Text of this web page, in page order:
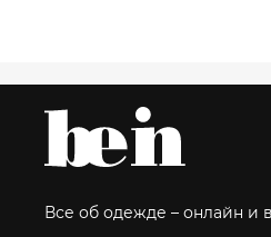
Все об одежде – онлайн и